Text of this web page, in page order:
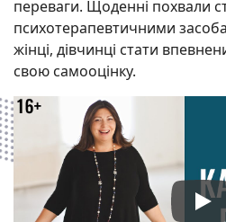
переваги. Щоденні похвали
психотерапевтичними
жінці, дівчинці стати
свою самооцінку.